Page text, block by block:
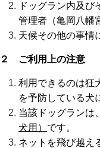
ドッグラン内及
管理者（亀岡八幡
天候その他の事情
２ ご利用上の注意
利用できるのは狂
を予防している犬
当該ドッグランは
犬用） です。
ネットを飛び越え